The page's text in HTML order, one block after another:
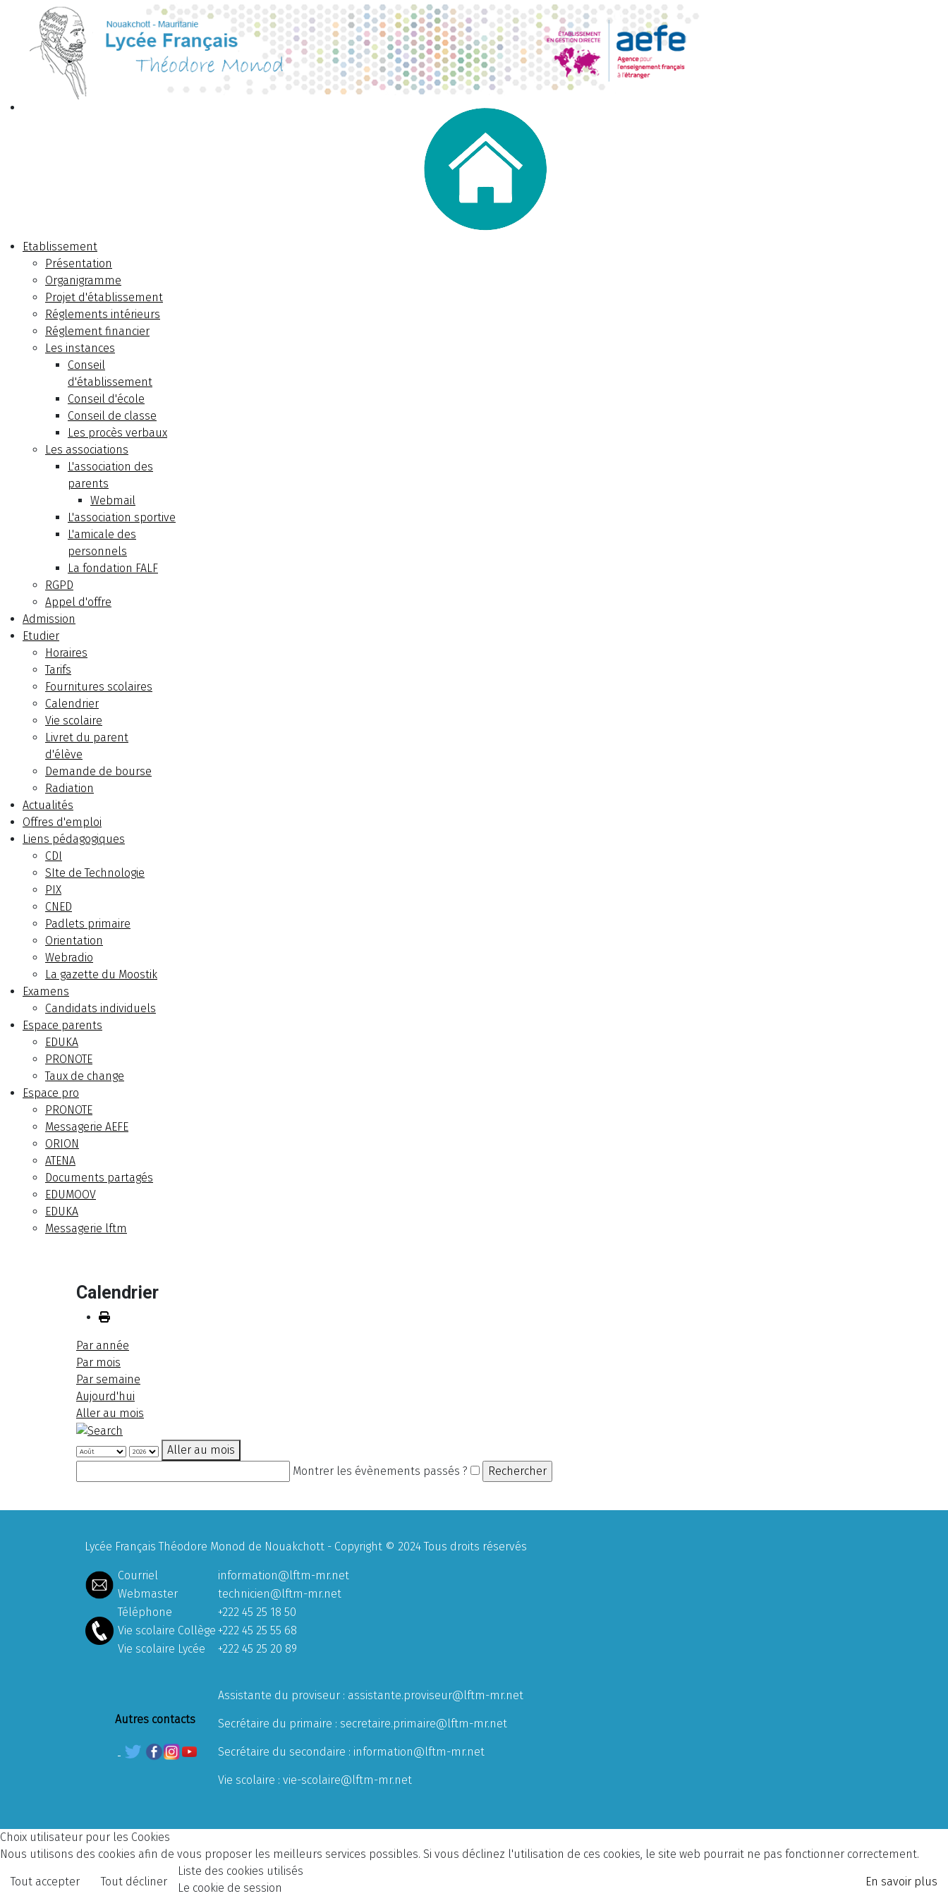
Etablissement
Présentation
Organigramme
Projet d'établissement
Réglements intérieurs
Réglement financier
Les instances
Conseil
d'établissement
Conseil d'école
Conseil de classe
Les procès verbaux
Les associations
L'association des
parents
Webmail
L'association sportive
L'amicale des
personnels
La fondation FALF
RGPD
Appel d'offre
Admission
Etudier
Horaires
Tarifs
Fournitures scolaires
Calendrier
Vie scolaire
Livret du parent
d'élève
Demande de bourse
Radiation
Actualités
Offres d'emploi
Liens pédagogiques
CDI
SIte de Technologie
PIX
CNED
Padlets primaire
Orientation
Webradio
La gazette du Moostik
Examens
Candidats individuels
Espace parents
EDUKA
PRONOTE
Taux de change
Espace pro
PRONOTE
Messagerie AEFE
ORION
ATENA
Documents partagés
EDUMOOV
EDUKA
Messagerie lftm
Calendrier
Par année
Par mois
Par semaine
Aujourd'hui
Aller au mois
Aller au mois
Montrer les évènements passés ?
Lycée Français Théodore Monod de Nouakchott - Copyright © 2024 Tous droits réservés
Courriel
information@lftm-mr.net
Webmaster
technicien@lftm-mr.net
Téléphone
+222 45 25 18 50
Vie scolaire Collège +222 45 25 55 68
Vie scolaire Lycée
+222 45 25 20 89
Autres contacts
Assistante du proviseur : assistante.proviseur@lftm-mr.net
Secrétaire du primaire : secretaire.primaire@lftm-mr.net
Secrétaire du secondaire : information@lftm-mr.net
Vie scolaire : vie-scolaire@lftm-mr.net
Choix utilisateur pour les Cookies
Nous utilisons des cookies afin de vous proposer les meilleurs services possibles. Si vous déclinez l'utilisation de ces cookies, le site web pourrait ne pas fonctionner correctement.
Tout accepter Tout décliner En savoir plus
Liste des cookies utilisés
Le cookie de session